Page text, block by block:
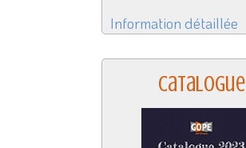
Information détaillée
Catalogue